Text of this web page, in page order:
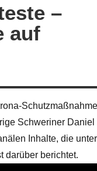
–
auf
Schweriner Daniel
Inhalte, die unter
darüber berichtet.
SPD-Kandidat Frank